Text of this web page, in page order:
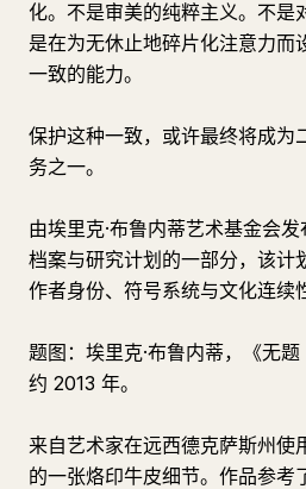
化。不是审美的纯粹主义。不是
是在为无休止地碎片化注意力而
一致的能力。
保护这种一致，或许最终将成为
务之一。
由埃里克·布鲁内蒂艺术基金会
档案与研究计划的一部分，该计
作者身份、符号系统与文化连续
题图：埃里克·布鲁内蒂，《无题
约 2013 年。
来自艺术家在远西德克萨斯州使
的一张烙印牛皮细节。作品参考